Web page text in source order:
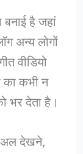
है जहां
अन्य लोगों
वीडियो
कभी न
भर देता है।
देखने,